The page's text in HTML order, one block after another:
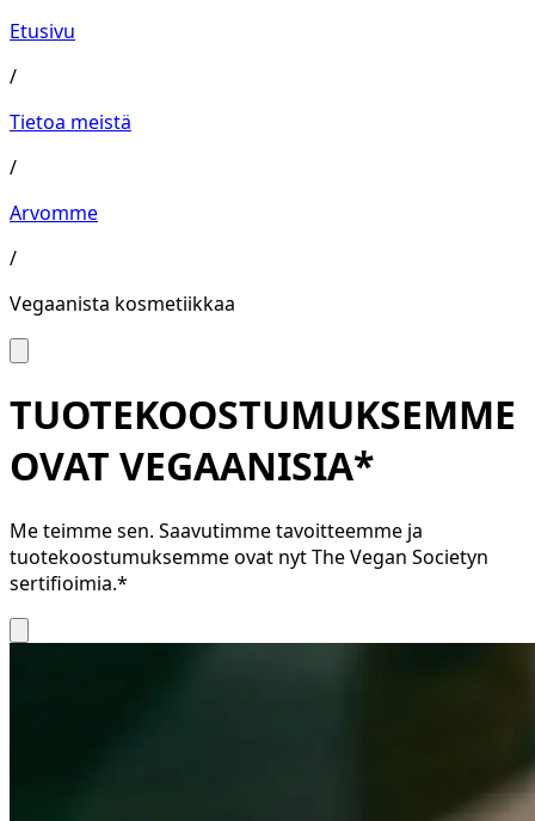
Etusivu
/
Tietoa meistä
/
Arvomme
/
Vegaanista kosmetiikkaa
TUOTEKOOSTUMUKSEMME
OVAT VEGAANISIA*
Me teimme sen. Saavutimme tavoitteemme ja
tuotekoostumuksemme ovat nyt The Vegan Societyn
sertifioimia.*